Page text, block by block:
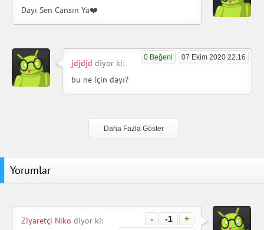
Dayı Sen Cansın Ya❤️
07 Ekim 2020 22.16
0 Beğeni
jdjdjd diyor ki:
bu ne için dayı?
Daha Fazla Göster
Yorumlar
- -1 +
Ziyaretçi Niko diyor ki: